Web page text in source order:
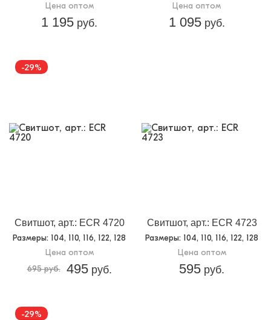
Цена оптом
1 195 руб.
Цена оптом
1 095руб.
-29%
Свитшот, арт.: ECR 4720
Размеры: 104, 110, 116, 122, 128
Цена оптом
695 руб.
495руб.
Свитшот, арт.: ECR 4723
Размеры: 104, 110, 116, 122, 128
Цена оптом
595 руб.
-29%